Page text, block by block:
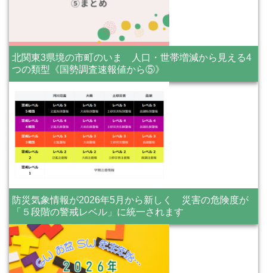
北関東3県境の市町のいま 人口・世帯増減から見える4
つの類型《国勢調査速報値から⑤》
防災気象情報が2026年5月から新しく 災害の危険度が
「５段階の警戒レベル」に統一されます